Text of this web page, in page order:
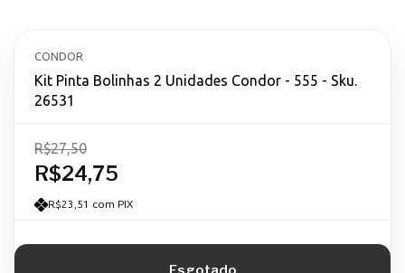
CONDOR
Kit Pinta Bolinhas 2 Unidades Condor - 555 - Sku.
26531
R$24,75
R$27,50
R$23,51 com PIX